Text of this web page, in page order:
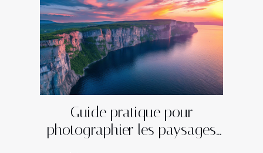
Guide pratique pour
photographier les paysages